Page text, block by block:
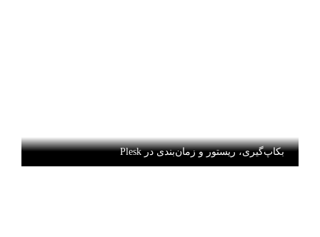
بکاپ‌گیری، ریستور و زمان‌بندی در Plesk